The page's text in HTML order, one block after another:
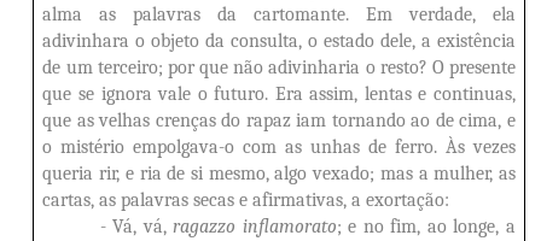
alma as palavras da cartomante. Em verdade, ela
adivinhara o objeto da consulta, o estado dele, a existência
de um terceiro; por que não adivinharia o resto? O presente
que se ignora vale o futuro. Era assim, lentas e continuas,
que as velhas crenças do rapaz iam tornando ao de cima, e
o mistério empolgava-o com as unhas de ferro. Às vezes
queria rir, e ria de si mesmo, algo vexado; mas a mulher, as
cartas, as palavras secas e afirmativas, a exortação:
- Vá, vá,ragazzo inflamorato; e no fim, ao longe, a